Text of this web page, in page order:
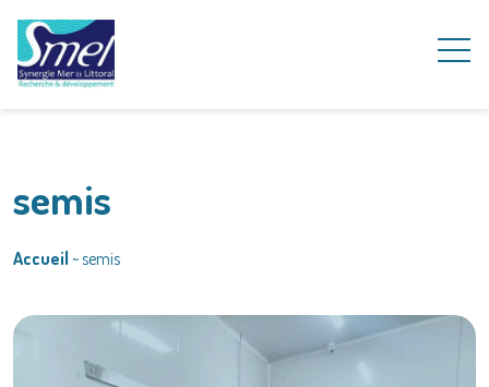
semis
Accueil ~semis